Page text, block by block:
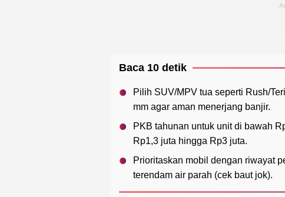
Baca 10 detik
Pilih SUV/MPV tua seperti Rush/
mm agar aman menerjang banjir.
PKB tahunan untuk unit di bawah
Rp1,3 juta hingga Rp3 juta.
Prioritaskan mobil dengan riwayat
terendam air parah (cek baut jok).